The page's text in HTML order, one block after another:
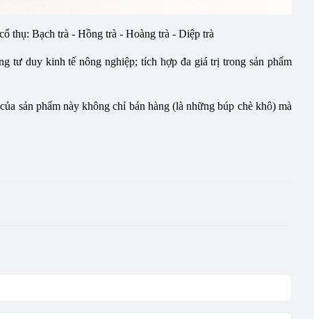
thụ: Bạch trà - Hồng trà - Hoàng trà - Diệp trà
tư duy kinh tế nông nghiệp; tích hợp đa giá trị trong sản phẩm
sản phẩm này không chỉ bán hàng (là những búp chè khô) mà